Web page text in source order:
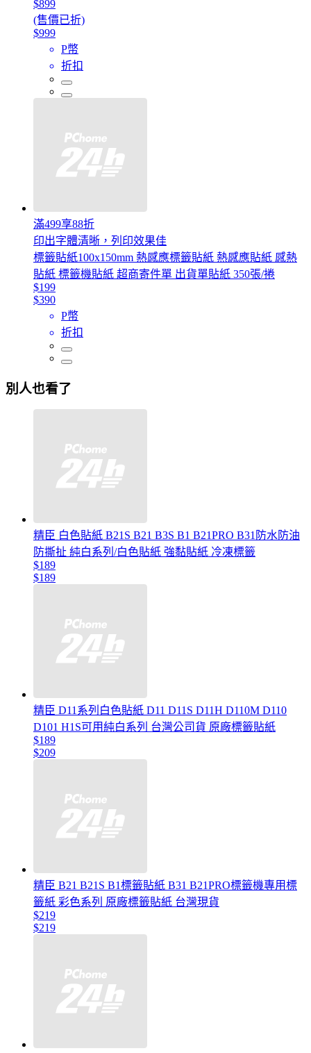
$899
(售價已折)
$999
P幣
折扣
滿499享88折
印出字體清晰，列印效果佳
標籤貼紙100x150mm 熱感應標籤貼紙 熱感應貼紙 感熱
貼紙 標籤機貼紙 超商寄件單 出貨單貼紙 350張/捲
$199
$390
P幣
折扣
別人也看了
精臣 白色貼紙 B21S B21 B3S B1 B21PRO B31防水防油
防撕扯 純白系列/白色貼紙 強黏貼紙 冷凍標籤
$189
$189
精臣 D11系列白色貼紙 D11 D11S D11H D110M D110
D101 H1S可用純白系列 台灣公司貨 原廠標籤貼紙
$189
$209
精臣 B21 B21S B1標籤貼紙 B31 B21PRO標籤機專用標
籤紙 彩色系列 原廠標籤貼紙 台灣現貨
$219
$219